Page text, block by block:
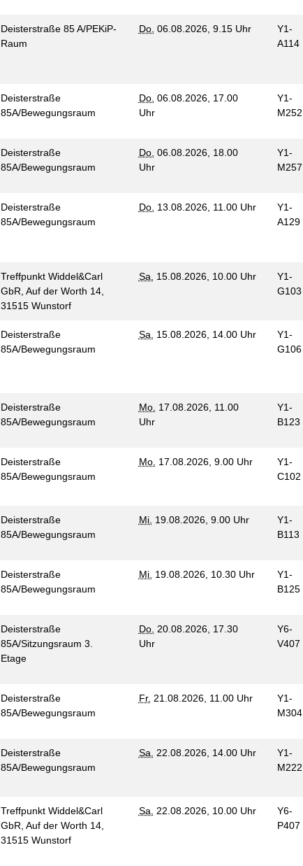
Deisterstraße 85 A/PEKiP-
Raum
Do. 06.08.2026, 9.15 Uhr
Y1-
A114
Deisterstraße
85A/Bewegungsraum
Do. 06.08.2026, 17.00
Uhr
Y1-
M252
Deisterstraße
85A/Bewegungsraum
Do. 06.08.2026, 18.00
Uhr
Y1-
M257
Deisterstraße
85A/Bewegungsraum
Do. 13.08.2026, 11.00 Uhr
Y1-
A129
Treffpunkt Widdel&Carl
GbR, Auf der Worth 14,
31515 Wunstorf
Sa. 15.08.2026, 10.00 Uhr
Y1-
G103
Deisterstraße
85A/Bewegungsraum
Sa. 15.08.2026, 14.00 Uhr
Y1-
G106
Deisterstraße
85A/Bewegungsraum
Mo. 17.08.2026, 11.00
Uhr
Y1-
B123
Deisterstraße
85A/Bewegungsraum
Mo. 17.08.2026, 9.00 Uhr
Y1-
C102
Deisterstraße
85A/Bewegungsraum
Mi. 19.08.2026, 9.00 Uhr
Y1-
B113
Deisterstraße
85A/Bewegungsraum
Mi. 19.08.2026, 10.30 Uhr
Y1-
B125
Deisterstraße
85A/Sitzungsraum 3.
Etage
Do. 20.08.2026, 17.30
Uhr
Y6-
V407
Deisterstraße
85A/Bewegungsraum
Fr. 21.08.2026, 11.00 Uhr
Y1-
M304
Deisterstraße
85A/Bewegungsraum
Sa. 22.08.2026, 14.00 Uhr
Y1-
M222
Treffpunkt Widdel&Carl
GbR, Auf der Worth 14,
31515 Wunstorf
Sa. 22.08.2026, 10.00 Uhr
Y6-
P407